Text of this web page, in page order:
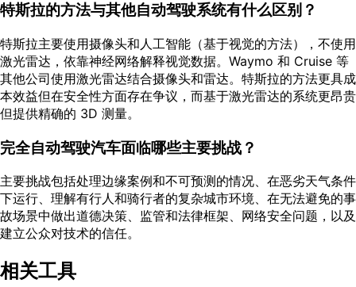
特斯拉的方法与其他自动驾驶系统有什么区别？
特斯拉主要使用摄像头和人工智能（基于视觉的方法），不使用
激光雷达，依靠神经网络解释视觉数据。Waymo 和 Cruise 等
其他公司使用激光雷达结合摄像头和雷达。特斯拉的方法更具成
本效益但在安全性方面存在争议，而基于激光雷达的系统更昂贵
但提供精确的 3D 测量。
完全自动驾驶汽车面临哪些主要挑战？
主要挑战包括处理边缘案例和不可预测的情况、在恶劣天气条件
下运行、理解有行人和骑行者的复杂城市环境、在无法避免的事
故场景中做出道德决策、监管和法律框架、网络安全问题，以及
建立公众对技术的信任。
相关工具